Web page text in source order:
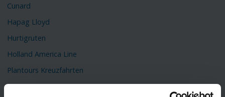
Cunard
Hapag Lloyd
Hurtigruten
Holland America Line
Plantours Kreuzfahrten